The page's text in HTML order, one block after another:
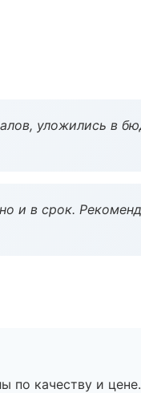
уложились в
и в срок.
по качеству и цене.